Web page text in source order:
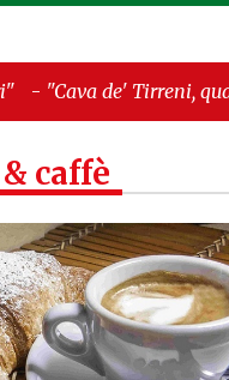
quando la burocrazia
caffè